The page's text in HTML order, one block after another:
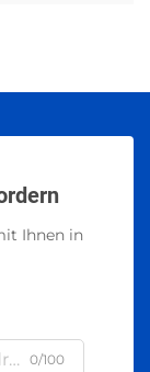
Ihnen in
0/100